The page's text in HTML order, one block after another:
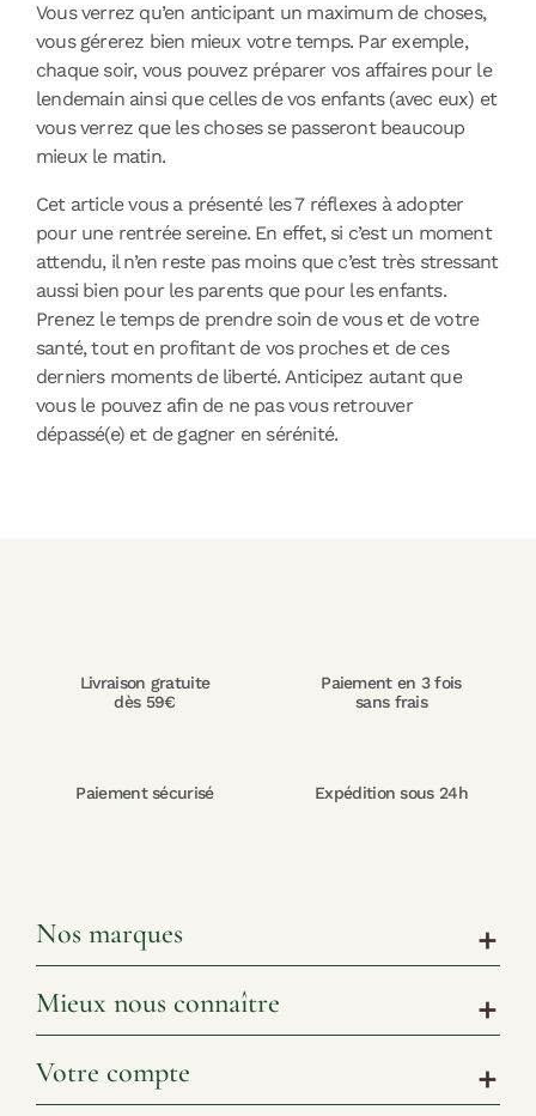
Vous verrez qu’en anticipant un maximum de choses,
vous gérerez bien mieux votre temps. Par exemple,
chaque soir, vous pouvez préparer vos affaires pour le
lendemain ainsi que celles de vos enfants (avec eux) et
vous verrez que les choses se passeront beaucoup
mieux le matin.
Cet article vous a présenté les 7 réflexes à adopter
pour une rentrée sereine. En effet, si c’est un moment
attendu, il n’en reste pas moins que c’est très stressant
aussi bien pour les parents que pour les enfants.
Prenez le temps de prendre soin de vous et de votre
santé, tout en profitant de vos proches et de ces
derniers moments de liberté. Anticipez autant que
vous le pouvez afin de ne pas vous retrouver
dépassé(e) et de gagner en sérénité.
Livraison gratuite
dès 59€
Paiement en 3 fois
sans frais
Paiement sécurisé Expédition sous 24h
Nos marques add
Mieux nous connaître add
Votre compte add